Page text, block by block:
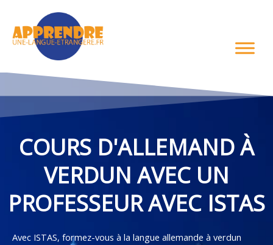
contenu
COURS D'ALLEMAND À
VERDUN AVEC UN
PROFESSEUR AVEC ISTAS
Avec ISTAS, formez-vous à la langue allemande à verdun